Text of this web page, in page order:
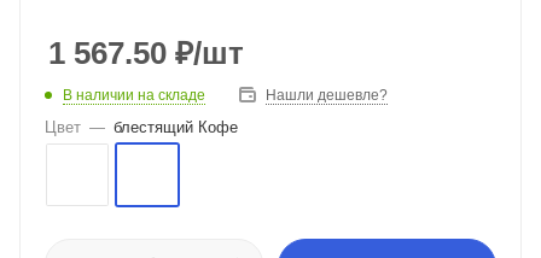
1 567.50 ₽/шт
В наличии на складе Нашли дешевле?
Цвет — блестящий Кофе